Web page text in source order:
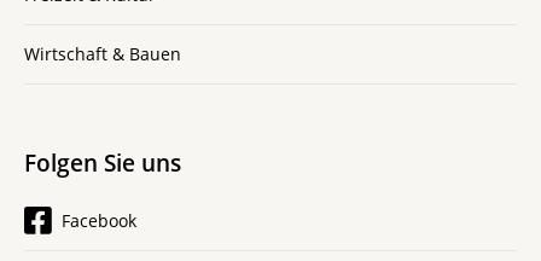
Wirtschaft & Bauen
Folgen Sie uns
Facebook